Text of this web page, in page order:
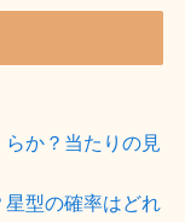
か？当たりの見
星型の確率はどれ